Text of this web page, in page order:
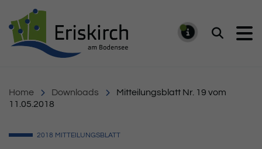
Suchen
Home Downloads
Mitteilungsblatt Nr. 19 vom
11.05.2018
2018 MITTEILUNGSBLATT